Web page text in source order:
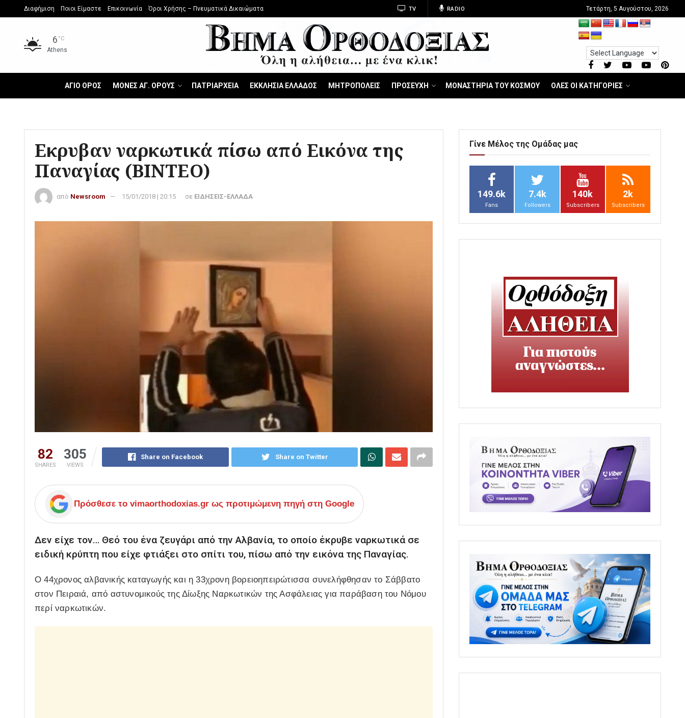
Διαφήμιση Ποιοι Είμαστε Επικοινωνία Όροι Χρήσης – Πνευματικά Δικαιώματα TV RADIO Τετάρτη, 5 Αυγούστου, 2026
6 °C
Athens
ΑΓΙΟ ΟΡΟΣ ΜΟΝΕΣ ΑΓ. ΟΡΟΥΣ ΠΑΤΡΙΑΡΧΕΙΑ ΕΚΚΛΗΣΙΑ ΕΛΛΑΔΟΣ ΜΗΤΡΟΠΟΛΕΙΣ ΠΡΟΣΕΥΧΗ ΜΟΝΑΣΤΗΡΙΑ ΤΟΥ ΚΟΣΜΟΥ ΟΛΕΣ ΟΙ ΚΑΤΗΓΟΡΙΕΣ
Εκρυβαν ναρκωτικά πίσω από Εικόνα της
Παναγίας (ΒΙΝΤΕΟ)
από Newsroom 15/01/2018 | 20:15 σε ΕΙΔΗΣΕΙΣ-ΕΛΛΑΔΑ
82
SHARES
305
VIEWS
Share on Facebook Share on Twitter
Πρόσθεσε το vimaorthodoxias.gr ως προτιμώμενη πηγή στη Google
Δεν είχε τον… Θεό του ένα ζευγάρι από την Αλβανία, το οποίο έκρυβε ναρκωτικά σε
ειδική κρύπτη που είχε φτιάξει στο σπίτι του, πίσω από την εικόνα της Παναγίας.
Ο 44χρονος αλβανικής καταγωγής και η 33χρονη βορειοηπειρώτισσα συνελήφθησαν το Σάββατο
στον Πειραιά, από αστυνομικούς της Δίωξης Ναρκωτικών της Ασφάλειας για παράβαση του Νόμου
περί ναρκωτικών.
Γίνε Μέλος της Ομάδας μας
149.6k
Fans
7.4k
Followers
140k
Subscribers
2k
Subscribers